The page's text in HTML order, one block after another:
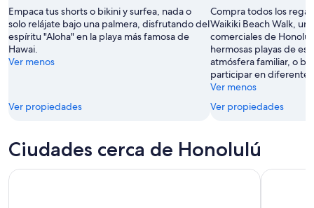
Empaca tus shorts o bikini y surfea, nada o
solo relájate bajo una palmera, disfrutando del
espíritu "Aloha" en la playa más famosa de
Hawai.
Ver menos
Ver propiedades
Compra todos los
Waikiki Beach Walk,
comerciales de
hermosas playas de
atmósfera familiar, o
participar en
Ver menos
Ver propiedades
Ciudades cerca de Honolulú